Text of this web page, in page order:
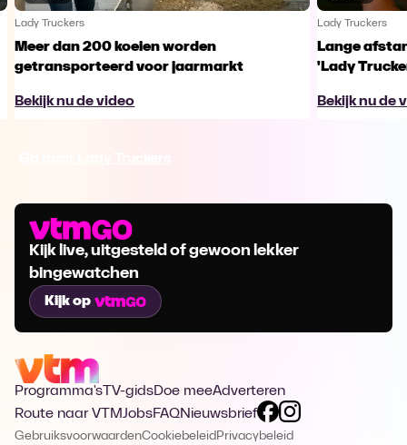
Lady Truckers
Meer dan 200 koeien worden
getransporteerd voor jaarmarkt
Bekijk nu de video
Lady Truckers
Lange
'Lady
Bekijk nu de
Kijk live, uitgesteld of gewoon lekker
bingewatchen
Kijk op
Programma's TV-gidsDoe meeAdverteren
Route naar VTMJobsFAQNieuwsbrief
GebruiksvoorwaardenCookiebeleid Privacybeleid